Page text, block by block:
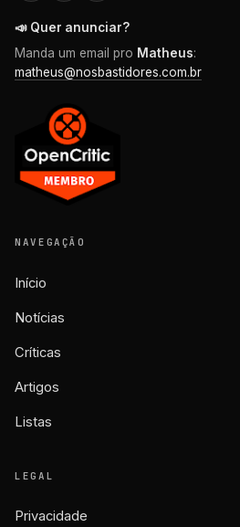
📣 Quer anunciar?
Manda um email pro Matheus:
matheus@nosbastidores.com.br
NAVEGAÇÃO
Início
Notícias
Críticas
Artigos
Listas
LEGAL
Privacidade